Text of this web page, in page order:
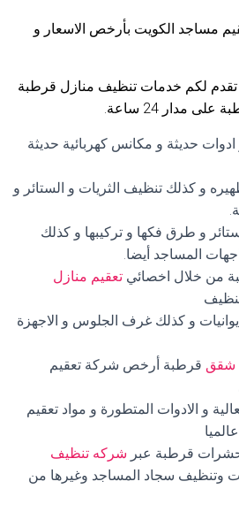
مساجد الكويت بأرخص الاسعار و
تقدم لكم خدمات تنظيف منازل قرطبة
مدار 24 ساعة.
حديثة و مكانس كهربائية حديثة
و كذلك تنظيف الثريات و الستائر و
و طرق فكها و تركيبها و كذلك
المساجد أيضا.
من خلال اخصائي تعقيم منازل
و كذلك غرف الجلوس و الاجهزة
شقق قرطبة أرخص شركة تعقيم
و الادوات المتطورة و مواد تعقيم
قرطبة عبر شركه تنظيف
وتنظيف سجاد المساجد وغيرها من